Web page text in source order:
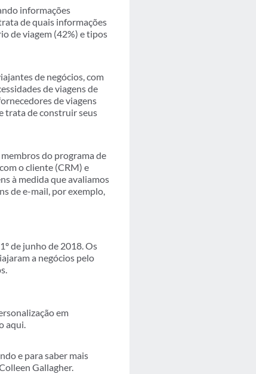
informações
de quais informações
de viagem (42%) e tipos
de negócios, com
de viagens de
de viagens
trata de construir seus
do programa de
o cliente (CRM) e
à medida que avaliamos
de e-mail, por exemplo,
de junho de 2018. Os
a negócios pelo
em
aqui.
e para saber mais
Gallagher.